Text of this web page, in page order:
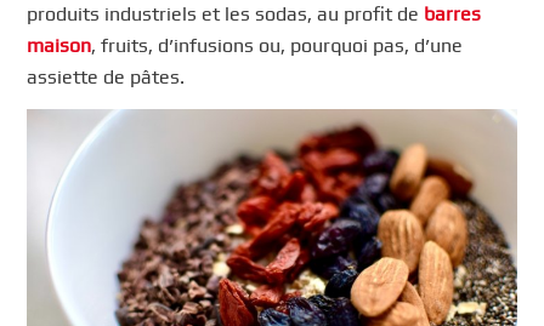
produits industriels et les sodas, au profit de barres
maison, fruits, d’infusions ou, pourquoi pas, d’une
assiette de pâtes.